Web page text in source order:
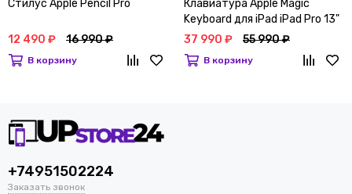
Стилус Apple Pencil Pro
12 490 ₽ 16 990 ₽
В корзину
Клавиатура Apple Magic
Keyboard для iPad iPad Pro 13"
(M4) Черный
37 990 ₽ 55 990 ₽
В корзину
+74951502224
Заказать звонок